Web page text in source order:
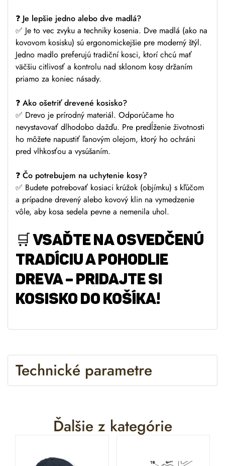
❓ Je lepšie jedno alebo dve madlá?
✅ Je to vec zvyku a techniky kosenia. Dve madlá (ako na
kovovom kosisku) sú ergonomickejšie pre moderný štýl.
Jedno madlo preferujú tradiční kosci, ktorí chcú mať
väčšiu citlivosť a kontrolu nad sklonom kosy držaním
priamo za koniec násady.
❓ Ako ošetriť drevené kosisko?
✅ Drevo je prírodný materiál. Odporúčame ho
nevystavovať dlhodobo dažďu. Pre predĺženie životnosti
ho môžete napustiť ľanovým olejom, ktorý ho ochráni
pred vlhkosťou a vysúšaním.
❓ Čo potrebujem na uchytenie kosy?
✅ Budete potrebovať kosiaci krúžok (objímku) s kľúčom
a prípadne drevený alebo kovový klin na vymedzenie
vôle, aby kosa sedela pevne a nemenila uhol.
🛒 VSAĎTE NA OSVEDČENÚ
TRADÍCIU A POHODLIE
DREVA – PRIDAJTE SI
KOSISKO DO KOŠÍKA!
Technické parametre
Ďalšie z kategórie